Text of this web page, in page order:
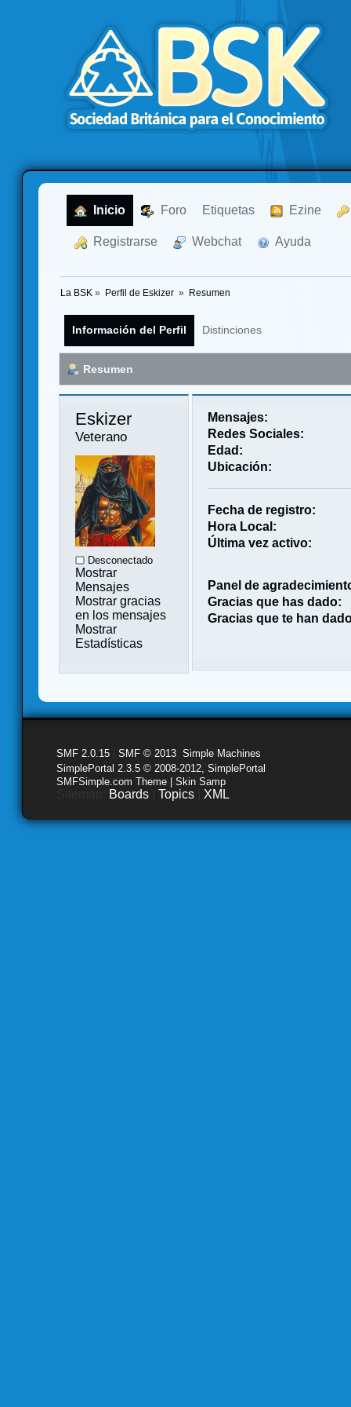
Inicio Foro Etiquetas Ezine
Registrarse Webchat Ayuda
La BSK » Perfil de Eskizer » Resumen
Información del Perfil Distinciones
Resumen
Eskizer
Veterano
Desconectado
Mostrar
Mensajes
Mostrar gracias
en los mensajes
Mostrar
Estadísticas
Mensajes:
Redes Sociales:
Edad:
Ubicación:
Fecha de registro:
Hora Local:
Última vez activo:
Panel de
Gracias que has dado:
Gracias que te han
SMF 2.0.15 SMF © 2013 Simple Machines
SimplePortal 2.3.5 © 2008-2012, SimplePortal
SMFSimple.com Theme | Skin Samp
Boards Topics XML